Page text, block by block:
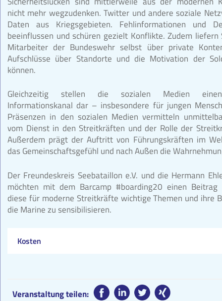
nicht mehr wegzudenken. Twitter und andere soziale
Daten aus Kriegsgebieten. Fehlinformationen und
beeinflussen und schüren gezielt Konflikte. Zudem liefern
Mitarbeiter der Bundeswehr selbst über private
Aufschlüsse über Standorte und die Motivation der
können.
Gleichzeitig stellen die sozialen Medien
Informationskanal dar – insbesondere für jungen
Präsenzen in den sozialen Medien vermitteln
vom Dienst in den Streitkräften und der Rolle der
Außerdem prägt der Auftritt von Führungskräften im
das Gemeinschaftsgefühl und nach Außen die
Der Freundeskreis Seebataillon e.V. und die Hermann
möchten mit dem Barcamp #boarding20 einen
diese für moderne Streitkräfte wichtige Themen und ihre
die Marine zu sensibilisieren.
Kosten
Veranstaltung teilen: